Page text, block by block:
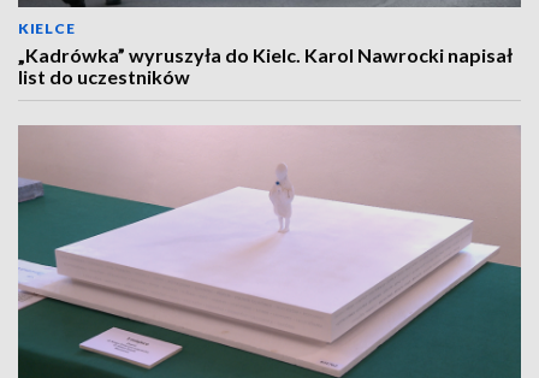
KIELCE
„Kadrówka” wyruszyła do Kielc. Karol Nawrocki napisał
list do uczestników